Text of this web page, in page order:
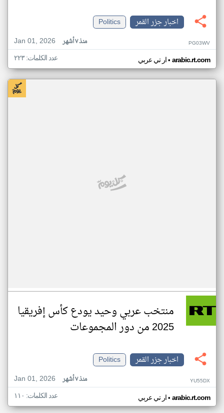
اخبار جزر القمر
Politics
Jan 01, 2026
منذ ٧ أشهر PG03WV
ار تي عربي• arabic.rt.com عدد الكلمات: ٢٢٣
منتخب عربي وحيد يودع كأس إفريقيا
2025 من دور المجموعات
اخبار جزر القمر
Politics
Jan 01, 2026
منذ ٧ أشهر YU55DX
ار تي عربي• arabic.rt.com عدد الكلمات: ١١٠